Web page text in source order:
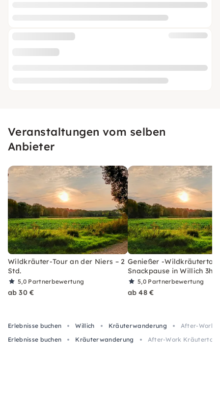
Veranstaltungen vom selben
Anbieter
Wildkräuter-Tour an der Niers – 2
Std.
5,0 Partnerbewertung
ab 30 €
Genießer -
Snackpause in Willich 3h
5,0 Partnerbewertung
ab 48 €
Erlebnisse buchen Willich Kräuterwanderung
After-Work
Erlebnisse buchen
Kräuterwanderung After-Work Kräutertour